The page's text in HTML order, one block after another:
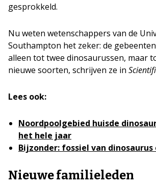
gesprokkeld.
Nu weten wetenschappers van de
Southampton het zeker: de
alleen tot twee dinosaurussen, maar
nieuwe soorten, schrijven ze in
Lees ook:
Noordpoolgebied huisde
het hele jaar
Bijzonder: fossiel van
Nieuwe familieleden